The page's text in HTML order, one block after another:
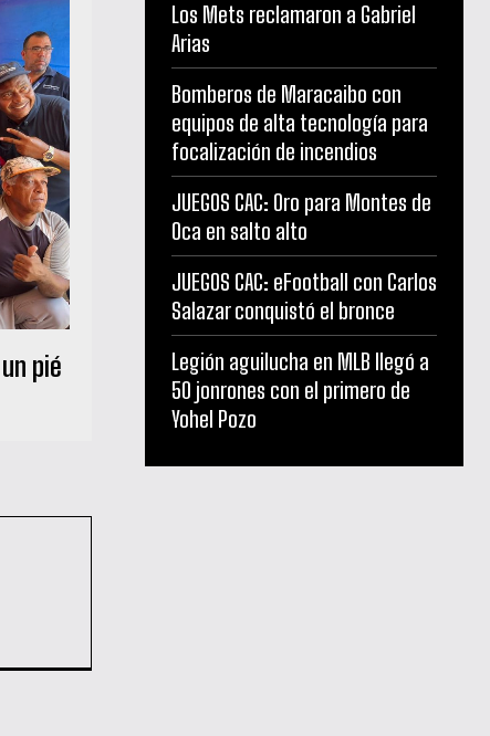
pié
Los Mets reclamaron a Gabriel
Arias
Bomberos de Maracaibo con
equipos de alta tecnología para
focalización de incendios
JUEGOS CAC: Oro para Montes de
Oca en salto alto
JUEGOS CAC: eFootball con Carlos
Salazar conquistó el bronce
Legión aguilucha en MLB llegó a
50 jonrones con el primero de
Yohel Pozo